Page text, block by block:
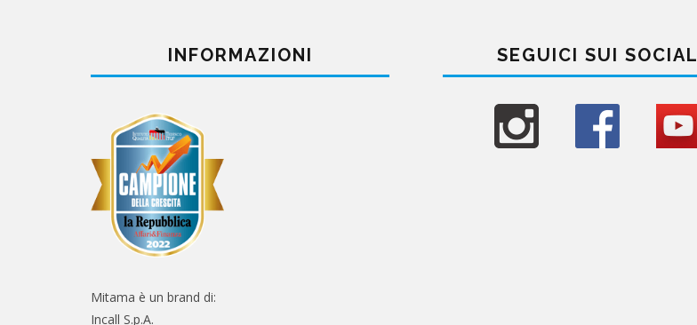
INFORMAZIONI
Mitama è un brand di:
Incall S.p.A.
SEGUICI SUI SOCIAL